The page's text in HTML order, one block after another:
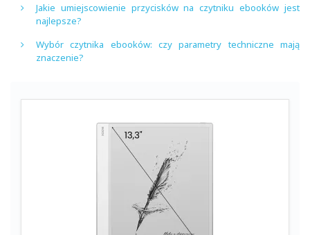
Jakie umiejscowienie przycisków na czytniku ebooków jest
najlepsze?
Wybór czytnika ebooków: czy parametry techniczne mają
znaczenie?